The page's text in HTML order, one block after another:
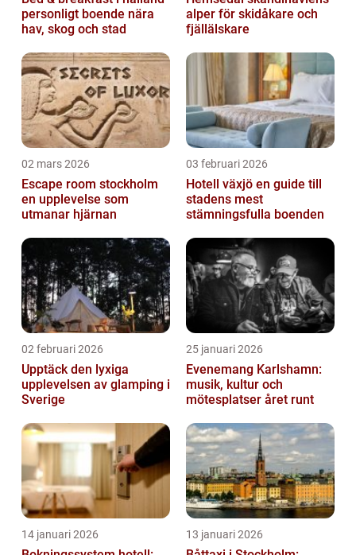
personligt boende nära
hav, skog och stad
alper för skidåkare och
fjällälskare
02 mars 2026
Escape room stockholm
en upplevelse som
utmanar hjärnan
03 februari 2026
Hotell växjö en guide till
stadens mest
stämningsfulla boenden
02 februari 2026
Upptäck den lyxiga
upplevelsen av glamping i
Sverige
25 januari 2026
Evenemang Karlshamn:
musik, kultur och
mötesplatser året runt
14 januari 2026 13 januari 2026